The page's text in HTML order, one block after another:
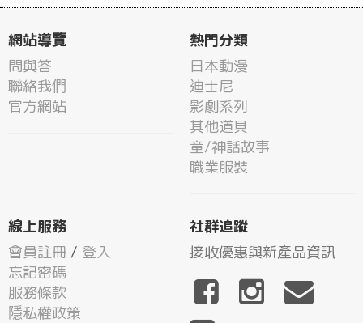
網站導覽
問與答
聯絡我們
官方網站
熱門分類
日本動漫
迪士尼
影劇系列
其他道具
童/神話故事
職業服裝
線上服務
會員註冊 / 登入
忘記密碼
服務條款
隱私權政策
社群追蹤
接收優惠與新產品資訊